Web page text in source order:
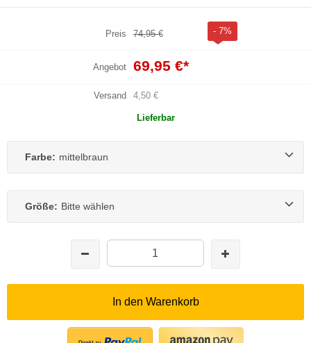
Preis 74,95 € - 7%
Angebot 69,95 €*
Versand 4,50 €
Lieferbar
Farbe: mittelbraun
Größe: Bitte wählen
In den Warenkorb